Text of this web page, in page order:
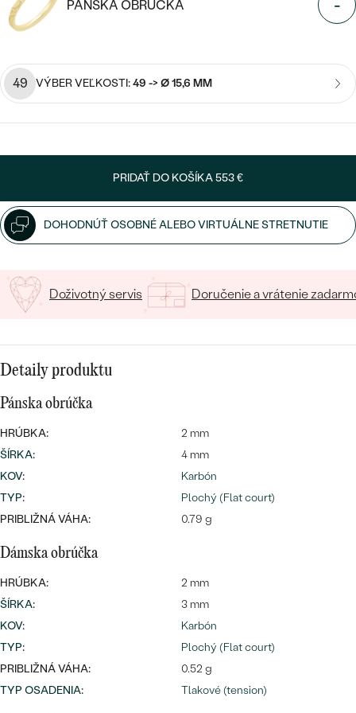
Najpredávanejšie
svadobné
obrúčky
PODĽA MATERIÁLU
ZLATO
STRIEBRO
Wave kolekcia
S DRAHOKAMAMI
S LAB GROWN DIAMANTMI
S PERLAMI
PODĽA ŠTÝLU
SYMBOLICKÉ
PODĽA PRÍLEŽITOSTI
PODĽA FARBY
PODĽA TVARU DRAHOKAMU
DIAMANTY
Najpredávanejšie
náušnice
PREZRIEŤ
CENOVO DOSTUPNÉ
LUXUSNÉ
Personalizované
LUXUSNÉ
Najpredávanejšie
PREZRIEŤ
PÁNSKA OBRÚČKA -
49 VÝBER VEĽKOSTI:49 -> Ø 15,6 MM
PRIDAŤ DO KOŠÍKA553 €
DOHODNÚŤ OSOBNÉ ALEBO VIRTUÁLNE STRETNUTIE
Doživotný servis Doručenie a vrátenie
Detaily produktu
Pánska obrúčka
HRÚBKA:
2 mm
ŠÍRKA:
4 mm
KOV:
Karbón
TYP:
Plochý (Flat court)
PRIBLIŽNÁ VÁHA:
0.79 g
Dámska obrúčka
HRÚBKA:
2 mm
ŠÍRKA:
3 mm
KOV:
Karbón
TYP:
Plochý (Flat court)
PRIBLIŽNÁ VÁHA:
0.52 g
TYP OSADENIA: Tlakové (tension)